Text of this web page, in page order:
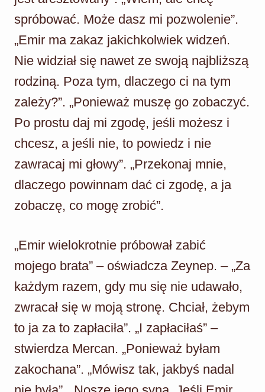
spróbować. Może dasz mi pozwolenie”.
„Emir ma zakaz jakichkolwiek widzeń.
Nie widział się nawet ze swoją najbliższą
rodziną. Poza tym, dlaczego ci na tym
zależy?”. „Ponieważ muszę go zobaczyć.
Po prostu daj mi zgodę, jeśli możesz i
chcesz, a jeśli nie, to powiedz i nie
zawracaj mi głowy”. „Przekonaj mnie,
dlaczego powinnam dać ci zgodę, a ja
zobaczę, co mogę zrobić”.
„Emir wielokrotnie próbował zabić
mojego brata” – oświadcza Zeynep. – „Za
każdym razem, gdy mu się nie udawało,
zwracał się w moją stronę. Chciał, żebym
to ja za to zapłaciła”. „I zapłaciłaś” –
stwierdza Mercan. „Ponieważ byłam
zakochana”. „Mówisz tak, jakbyś nadal